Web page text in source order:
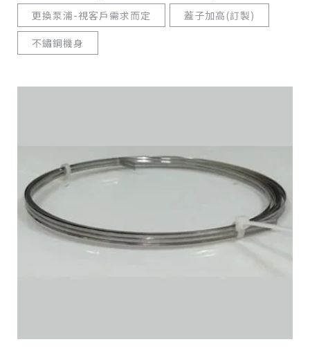
更換泵浦-視客戶需求而定
蓋子加高(訂製)
不鏽鋼機身